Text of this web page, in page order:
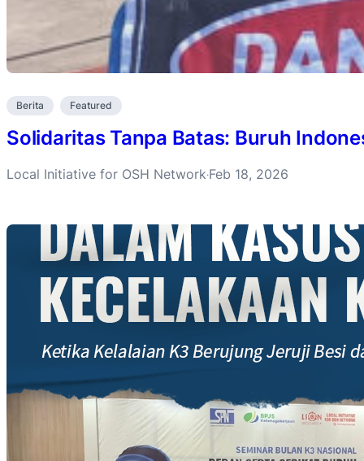
Berita Featured
Solidaritas Tanpa Batas: Buruh
Local Initiative for OSH Network·Feb 18, 2026